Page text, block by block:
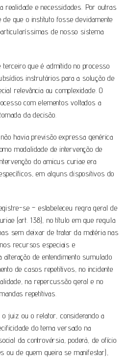
realidade e necessidades. Por outras
que o instituto fosse devidamente
de nosso sistema
que é admitido no processo
instrutórios para a solução de
relevância ou complexidade. O
com elementos voltados a
da decisão.
havia previsão expressa genérica
modalidade de intervenção de
do amicus curiae era
em alguns dispositivos do
se – estabeleceu regra geral de
(art. 138), no título em que regula
sem deixar de tratar da matéria nas
recursos especiais e
de entendimento sumulado
de casos repetitivos, no incidente
na repercussão geral e no
repetitivas.
juiz ou o relator, considerando a
do tema versado na
da controvérsia, poderá, de ofício
ou de quem queira se manifestar),